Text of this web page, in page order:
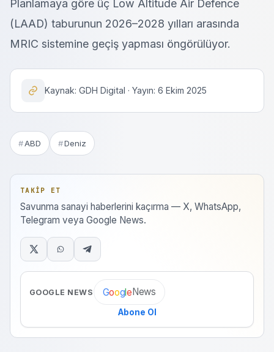
Planlamaya göre üç Low Altitude Air Defence
(LAAD) taburunun 2026–2028 yılları arasında
MRIC sistemine geçiş yapması öngörülüyor.
Kaynak: GDH Digital · Yayın: 6 Ekim 2025
ABD Deniz
TAKIP ET
Savunma sanayi haberlerini kaçırma — X, WhatsApp,
Telegram veya Google News.
GOOGLE NEWS GoogleNews
Abone Ol